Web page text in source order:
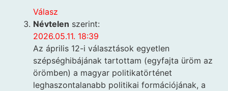
Válasz
Névtelen szerint:
2026.05.11. 18:39
Az április 12-i választások egyetlen
szépséghibájának tartottam (egyfajta üröm az
örömben) a magyar politikatörténet
leghaszontalanabb politikai formációjának, a